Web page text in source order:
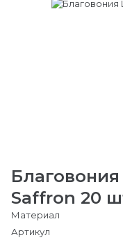
Saffron 20
Материал
Артикул